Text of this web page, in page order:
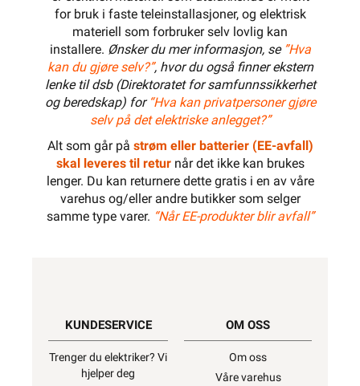
for bruk i faste teleinstallasjoner, og elektrisk
materiell som forbruker selv lovlig kan
installere. Ønsker du mer informasjon, se ”Hva
kan du gjøre selv?”, hvor du også finner ekstern
lenke til dsb (Direktoratet for samfunnssikkerhet
og beredskap) for “Hva kan privatpersoner gjøre
selv på det elektriske anlegget?”
Alt som går på strøm eller batterier (EE-avfall)
skal leveres til returnår det ikke kan brukes
lenger. Du kan returnere dette gratis i en av våre
varehus og/eller andre butikker som selger
samme type varer. “Når EE-produkter blir avfall”
KUNDESERVICE
Trenger du elektriker? Vi
hjelper deg
OM OSS
Om oss
Våre varehus